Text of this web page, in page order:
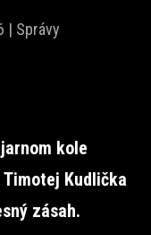
| Správy
kole
Kudlička
zásah.